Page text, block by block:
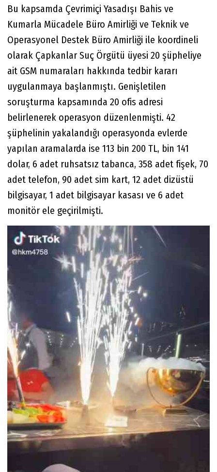
Bu kapsamda Çevrimiçi Yasadışı Bahis ve
Kumarla Mücadele Büro Amirliği ve Teknik ve
Operasyonel Destek Büro Amirliği ile koordineli
olarak Çapkanlar Suç Örgütü üyesi 20 şüpheliye
ait GSM numaraları hakkında tedbir kararı
uygulanmaya başlanmıştı. Genişletilen
soruşturma kapsamında 20 ofis adresi
belirlenerek operasyon düzenlenmişti. 42
şüphelinin yakalandığı operasyonda evlerde
yapılan aramalarda ise 113 bin 200 TL, bin 141
dolar, 6 adet ruhsatsız tabanca, 358 adet fişek, 70
adet telefon, 90 adet sim kart, 12 adet dizüstü
bilgisayar, 1 adet bilgisayar kasası ve 6 adet
monitör ele geçirilmişti.